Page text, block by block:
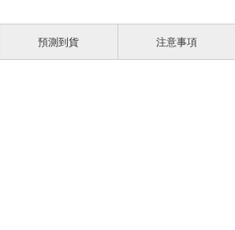
預測到貨 注意事項